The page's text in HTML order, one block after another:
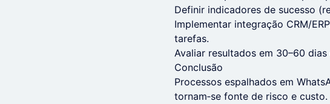
Definir indicadores de sucesso
Implementar integração CRM/
tarefas.
Avaliar resultados em 30–60 dias
Conclusão
Processos espalhados em
tornam‑se fonte de risco e